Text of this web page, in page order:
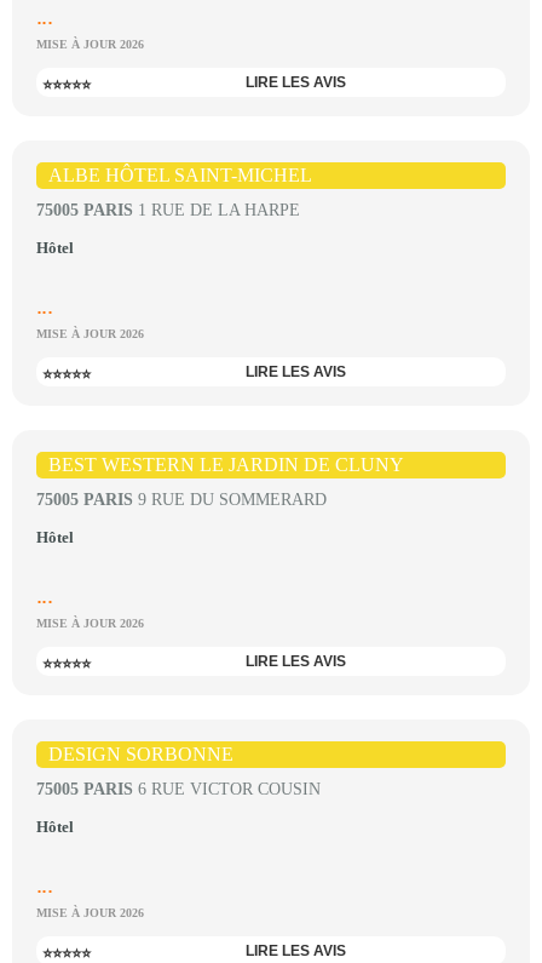
...
MISE À JOUR 2026
⭐⭐⭐⭐⭐ LIRE LES AVIS
ALBE HÔTEL SAINT-MICHEL
75005 PARIS 1 RUE DE LA HARPE
Hôtel
...
MISE À JOUR 2026
⭐⭐⭐⭐⭐ LIRE LES AVIS
BEST WESTERN LE JARDIN DE CLUNY
75005 PARIS 9 RUE DU SOMMERARD
Hôtel
...
MISE À JOUR 2026
⭐⭐⭐⭐⭐ LIRE LES AVIS
DESIGN SORBONNE
75005 PARIS 6 RUE VICTOR COUSIN
Hôtel
...
MISE À JOUR 2026
⭐⭐⭐⭐⭐ LIRE LES AVIS